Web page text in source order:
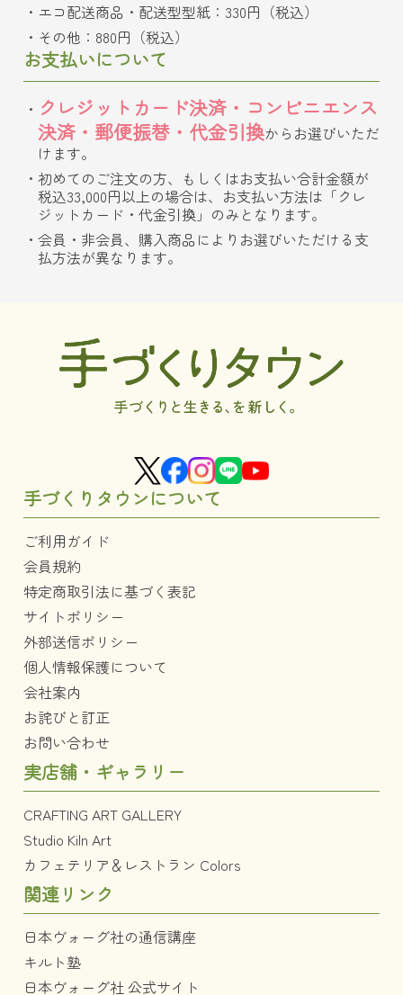
エコ配送商品・配送型型紙：330円（税込）
その他：880円（税込）
お支払いについて
クレジットカード決済・コンビニエンス
決済・郵便振替・代金引換からお選びいただ
けます。
初めてのご注文の方、もしくはお支払い合計金額が
税込33,000円以上の場合は、お支払い方法は「クレ
ジットカード・代金引換」のみとなります。
会員・非会員、購入商品によりお選びいただける支
払方法が異なります。
手づくりタウンについて
ご利用ガイド
会員規約
特定商取引法に基づく表記
サイトポリシー
外部送信ポリシー
個人情報保護について
会社案内
お詫びと訂正
お問い合わせ
実店舗・ギャラリー
CRAFTING ART GALLERY
Studio Kiln Art
カフェテリア＆レストラン Colors
関連リンク
日本ヴォーグ社の通信講座
キルト塾
日本ヴォーグ社 公式サイト